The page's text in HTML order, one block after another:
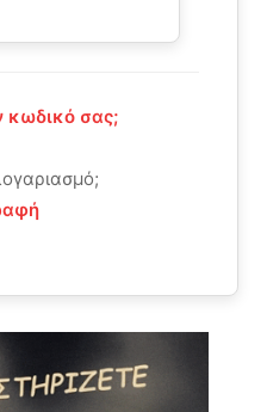
κωδικό σας;